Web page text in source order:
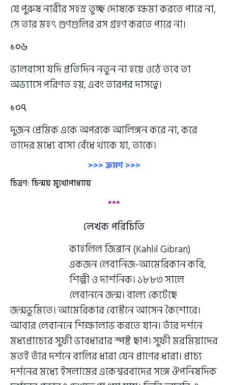
যে পুরুষ নারীর সহস্র তুচ্ছ দোষকে ক্ষমা করতে পারে না,
সে তার মহৎ গুণগুলির রস গ্রহণ করতে পারে না।
১০৬
ভালবাসা যদি প্রতিদিন নতুন না হয়ে ওঠে তবে তা
অভ্যাসে পরিণত হয়, এবং তারপর দাসত্বে।
১০৭
দুজন প্রেমিক একে অপরকে আলিঙ্গন করে না, করে
তাদের মধ্যে বাসা বেঁধে থাকে যা, তাকে।
>>> ক্রমশ >>>
চিত্রণ: চিন্ময় মুখোপাধ্যায়
***
লেখক পরিচিতি
কাহলিল জিব্রান (Kahlil Gibran)
একজন লেবানিজ-আমেরিকান কবি,
শিল্পী ও দার্শনিক। ১৮৮৩ সালে
লেবাননে জন্ম। বাল্য কেটেছে
জন্মভূমিতে। আমেরিকার বোস্টনে আসেন কৈশোরে।
আবার লেবাননে শিক্ষালাভ করতে যান। তাঁর দর্শনে
মধ্যপ্রাচ্যের সুফী ভাবধারার স্পষ্ট ছাপ। সুফী মরমিয়াদের
মতই তাঁর দর্শনে বালির ধারা যেন প্রাণের ধারা। প্রাচ্য
দর্শনের মধ্যে ইসলামের একেশ্বরবাদের সঙ্গে ঔপনিষদিক